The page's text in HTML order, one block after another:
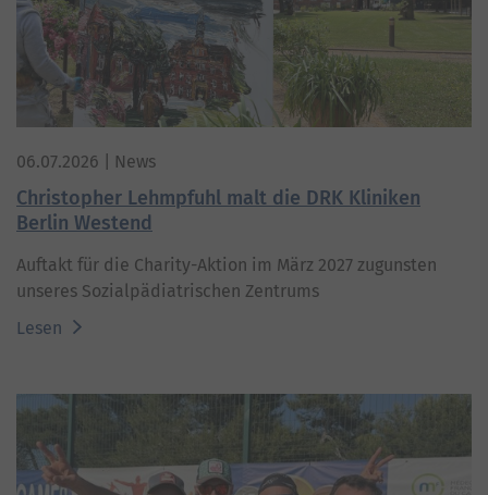
06.07.2026 | News
Christopher Lehmpfuhl malt die DRK Kliniken
Berlin Westend
Auftakt für die Charity-Aktion im März 2027 zugunsten
unseres Sozialpädiatrischen Zentrums
Lesen